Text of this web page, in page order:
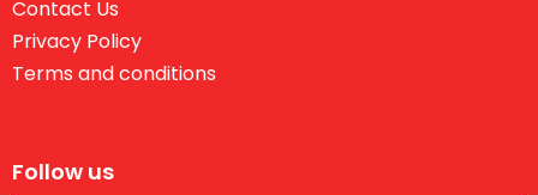
Contact Us
Privacy Policy
Terms and conditions
Follow us